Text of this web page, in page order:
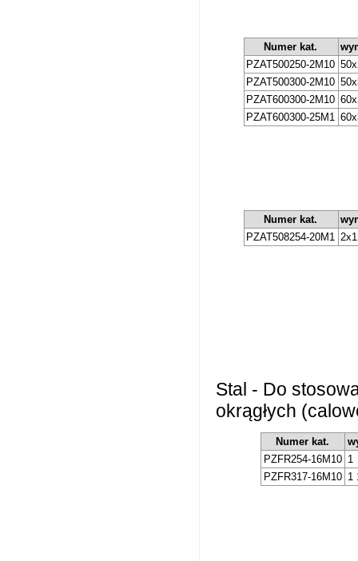
Numer kat.
PZAT500250-2M10
PZAT500300-2M10
PZAT600300-2M10
PZAT600300-25M1
Numer kat.
PZAT508254-20M1 2x1
Stal - Do
okrągłych
Numer kat.
PZFR254-16M10 1
PZFR317-16M10 1